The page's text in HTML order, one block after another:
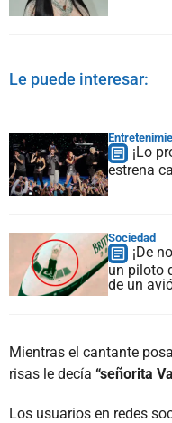
Le puede interesar:
¡Lo
estrena
Sociedad
¡De
un piloto
de un
Mientras el cantante
risas le decía “señorita
Los usuarios en redes